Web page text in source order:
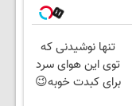
تنها نوشیدنی که
توی این هوای سرد
برای کبدت خوبه😉